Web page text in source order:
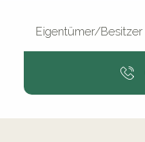
Eigentümer/Besitzer